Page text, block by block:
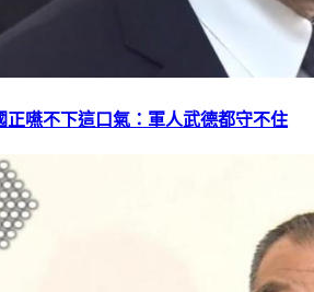
嚥不下這口氣：軍人武德都守不住